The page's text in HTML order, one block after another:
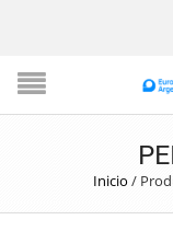
Inicio /